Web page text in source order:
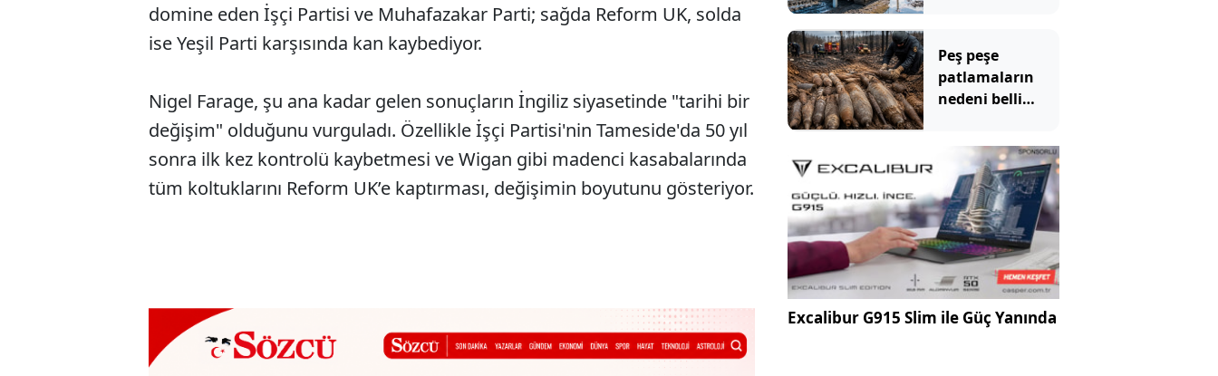
domine eden İşçi Partisi ve Muhafazakar Parti; sağda Reform UK, solda
ise Yeşil Parti karşısında kan kaybediyor.
Nigel Farage, şu ana kadar gelen sonuçların İngiliz siyasetinde "tarihi bir
değişim" olduğunu vurguladı. Özellikle İşçi Partisi'nin Tameside'da 50 yıl
sonra ilk kez kontrolü kaybetmesi ve Wigan gibi madenci kasabalarında
tüm koltuklarını Reform UK’e kaptırması, değişimin boyutunu gösteriyor.
Günde 1000
kazık çakıyor
Peş peşe
patlamaların
nedeni belli
altından 400
bomba çıktı
Excalibur G915 Slim ile Güç Yanında